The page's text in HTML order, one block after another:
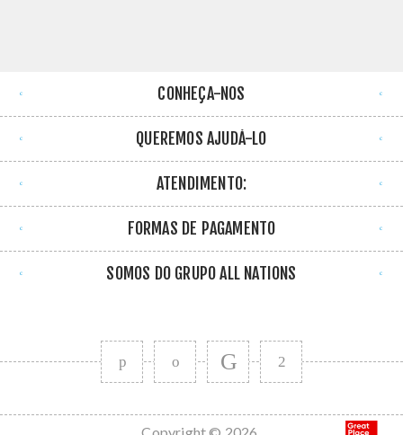
CONHEÇA-NOS
QUEREMOS AJUDÁ-LO
ATENDIMENTO:
FORMAS DE PAGAMENTO
SOMOS DO GRUPO ALL NATIONS